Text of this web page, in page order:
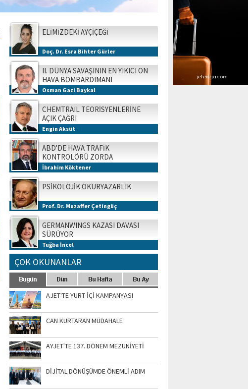
ELİMİZDEKİ AYÇİÇEĞİ
Doç. Dr. Esra Bihter Gürler
II. DÜNYA SAVAŞININ EN YIKICI ON
HAVA BOMBARDIMANI
Osman Gazi Baykal
CHEMTRAIL TEORİSYENLERİNE
AÇIK ÇAĞRI
Engin Aksüt
ABD'DE HAVA TRAFİK
KONTROLÖRÜ ZORDA
İbrahim Köktener
PSİKOLOJİK OKURYAZARLIK
Prof. Dr. Muzaffer Çetingüç
GERMANWINGS KAZASI DAVASI
SÜRÜYOR
Tuğba İncel
ÇOK OKUNANLAR
AJET'TE YURT İÇİ KAMPANYASI
CAN KURTARAN MÜDAHALE
AYJET'TE 137. DÖNEM MEZUNİYETİ
DİJİTAL DÖNÜŞÜMDE ÖNEMLİ ADIM